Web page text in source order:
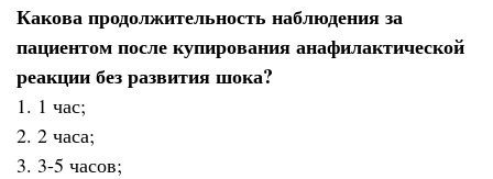
Какова продолжительность наблюдения за
пациентом после купирования анафилактической
реакции без развития шока?
1. 1 час;
2. 2 часа;
3. 3-5 часов;